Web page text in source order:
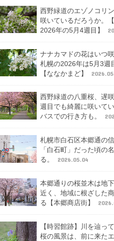
西野緑道のエゾノコリ
咲いているだろうか。
2026年の5月4週目】
ナナカマドの花はいつ咲
札幌の2026年は5月3週
【ななかまど】
西野緑道の八重桜、遅
週目でも綺麗に咲いてい
バスでの行き方も。
札幌市白石区本郷通の
「白石町」だった頃の
る。
2026.05.04
本郷通りの桜並木は地
近く、地域に根ざした
る【本郷商店街】
【時習館跡】川を辿っ
桜の風景は、前に来た